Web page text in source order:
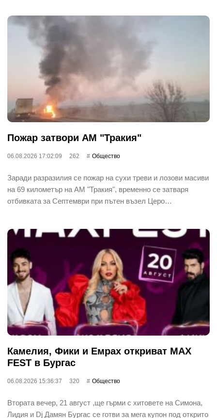
Пожар затвори АМ "Тракия"
06.08.2026 17:02:09 262 Общество
Заради разразилия се пожар на сухи треви и лозови масиви
на 69 километър на АМ "Тракия", временно се затваря
отбивката за Септември при пътен възел Церо…
Камелия, Фики и Емрах откриват MAX
FEST в Бургас
06.08.2026 15:36:37 320 Общество
Втората вечер, 21 август ,ще гърми с хитовете на Симона,
Лидия и Dj Дамян Бургас се готви за мега купон под открито